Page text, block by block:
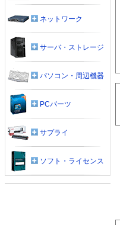
ネットワーク
サーバ・ストレージ
パソコン・周辺機器
PCパーツ
サプライ
ソフト・ライセンス